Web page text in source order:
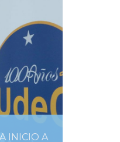
INICIO A